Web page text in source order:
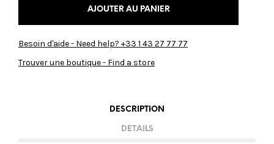
AJOUTER AU PANIER
Besoin d'aide - Need help? +33 1 43 27 77 77
Trouver une boutique - Find a store
DESCRIPTION
DETAILS